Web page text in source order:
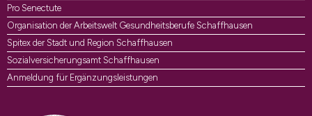
Pro Senectute
Organisation der Arbeitswelt Gesundheitsberufe Schaffhausen
Spitex der Stadt und Region Schaffhausen
Sozialversicherungsamt Schaffhausen
Anmeldung für Ergänzungsleistungen